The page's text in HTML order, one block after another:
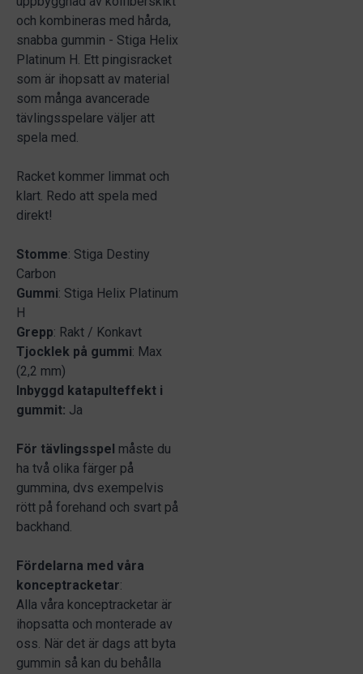
och kombineras med hårda,
snabba gummin - Stiga Helix
Platinum H. Ett pingisracket
som är ihopsatt av material
som många avancerade
tävlingsspelare väljer att
spela med.
Racket kommer limmat och
klart. Redo att spela med
direkt!
Stomme: Stiga Destiny
Carbon
Gummi: Stiga Helix Platinum
H
Grepp: Rakt / Konkavt
Tjocklek på gummi: Max
(2,2 mm)
Inbyggd katapulteffekt i
gummit: Ja
För tävlingsspel måste du
ha två olika färger på
gummina, dvs exempelvis
rött på forehand och svart på
backhand.
Fördelarna med våra
konceptracketar:
Alla våra konceptracketar är
ihopsatta och monterade av
oss. När det är dags att byta
gummin så kan du behålla